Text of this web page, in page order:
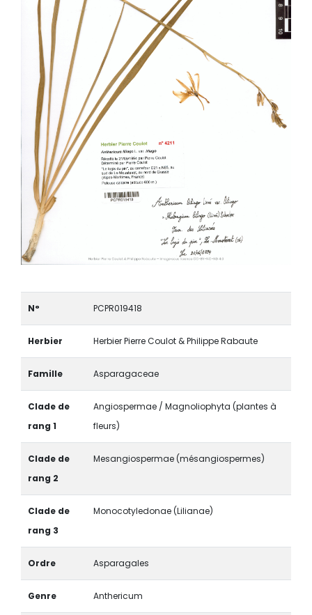
N° PCPR019418
Herbier Herbier Pierre Coulot & Philippe Rabaute
Famille Asparagaceae
Clade de
rang 1
Angiospermae / Magnoliophyta (plantes à
fleurs)
Clade de
rang 2
Mesangiospermae (mésangiospermes)
Clade de
rang 3
Monocotyledonae (Lilianae)
Ordre Asparagales
Genre Anthericum